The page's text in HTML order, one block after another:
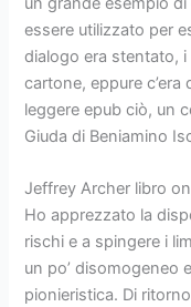
essere utilizzato per
dialogo era stentato,
cartone, eppure
leggere epub ciò, un
Giuda di Beniamino
Jeffrey Archer libro
Ho apprezzato la
rischi e a spingere i
un po’ disomogeneo
pionieristica. Di